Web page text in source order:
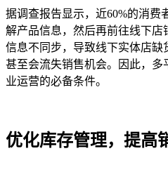
据调查报告显示，近60%的消费
解产品信息，然后再前往线下
信息不同步，导致线下实体店缺
甚至会流失销售机会。因此，
业运营的必备条件。
优化库存管理，提高